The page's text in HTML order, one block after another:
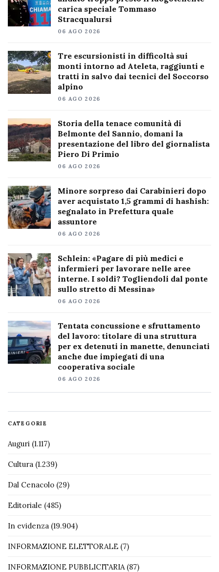
carica speciale Tommaso
Stracqualursi
06 AGO 2026
Tre escursionisti in difficoltà sui
monti intorno ad Ateleta, raggiunti e
tratti in salvo dai tecnici del Soccorso
alpino
06 AGO 2026
Storia della tenace comunità di
Belmonte del Sannio, domani la
presentazione del libro del giornalista
Piero Di Primio
06 AGO 2026
Minore sorpreso dai Carabinieri dopo
aver acquistato 1,5 grammi di hashish:
segnalato in Prefettura quale
assuntore
06 AGO 2026
Schlein: «Pagare di più medici e
infermieri per lavorare nelle aree
interne. I soldi? Togliendoli dal ponte
sullo stretto di Messina»
06 AGO 2026
Tentata concussione e sfruttamento
del lavoro: titolare di una struttura
per ex detenuti in manette, denunciati
anche due impiegati di una
cooperativa sociale
06 AGO 2026
CATEGORIE
Auguri (1.117)
Cultura (1.239)
Dal Cenacolo (29)
Editoriale (485)
In evidenza (19.904)
INFORMAZIONE ELETTORALE (7)
INFORMAZIONE PUBBLICITARIA(87)